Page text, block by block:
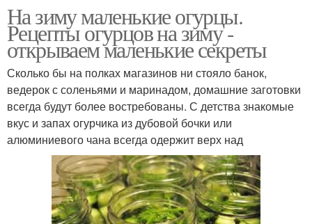
На зиму маленькие огурцы.
Рецепты огурцов на зиму -
открываем маленькие секреты
Сколько бы на полках магазинов ни стояло банок,
ведерок с соленьями и маринадом, домашние заготовки
всегда будут более востребованы. С детства знакомые
вкус и запах огурчика из дубовой бочки или
алюминиевого чана всегда одержит верх над